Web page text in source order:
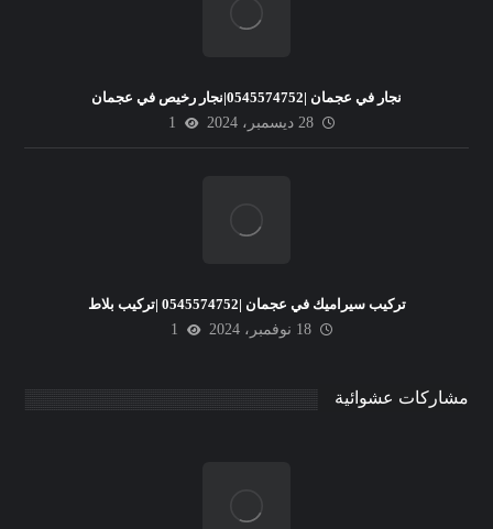
نجار في عجمان |0545574752|نجار رخيص في عجمان
28 ديسمبر، 2024
1
تركيب سيراميك في عجمان |0545574752 |تركيب بلاط
18 نوفمبر، 2024
1
مشاركات عشوائية